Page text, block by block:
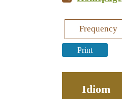
Frequency
Print
Idiom